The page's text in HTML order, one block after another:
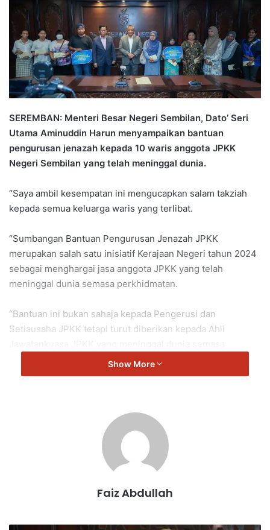
a
n
e
m
a
i
l
SEREMBAN: Menteri Besar Negeri Sembilan, Dato’ Seri
Utama Aminuddin Harun menyampaikan bantuan
pengurusan jenazah kepada 10 waris anggota JPKK
Negeri Sembilan yang telah meninggal dunia.
“Saya ambil kesempatan ini mengucapkan salam takziah
kepada semua keluarga waris yang terlibat.
“Sumbangan Bantuan Pengurusan Jenazah JPKK
merupakan salah satu inisiatif Kerajaan Negeri tahun 2024
sebagai menghargai jasa anggota JPKK yang telah
meninggal dunia semasa perkhidmatan.
“Bantuan ini bukan sahaja kepada Pengerusi dan
Setiausaha JPKK tetapi turut diberikan kepada Ahli
berjumlah RM3,000 bagi setiap waris JPKK,” kata
Aminuddin berkata, secara keseluruhan pada tahun
menerima sumbangan Bantuan Pengurusan Jenazah.
“Semoga dengan sumbangan ini dapat meringinkan beban
Show More
Faiz Abdullah